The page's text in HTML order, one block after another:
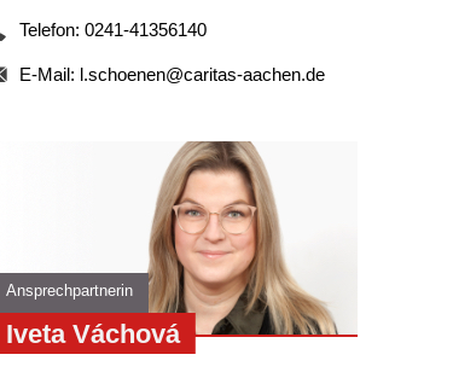
Telefon: 0241-41356140
E-Mail: l.schoenen@caritas-aachen.de
Ansprechpartnerin
Iveta Váchová